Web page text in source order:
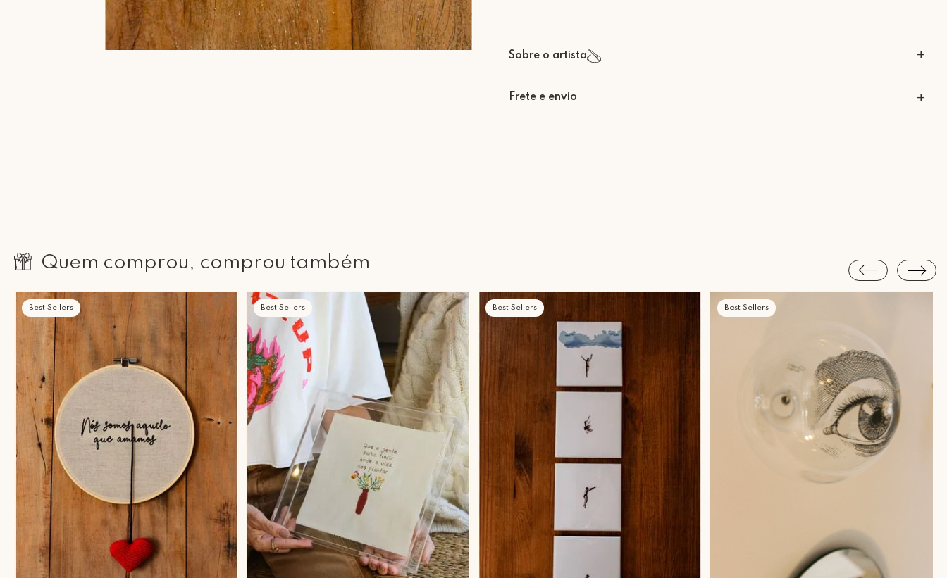
Sobre o artista +
Frete e envio +
Quem comprou, comprou também
Best Sellers Best Sellers Best Sellers Best Sellers